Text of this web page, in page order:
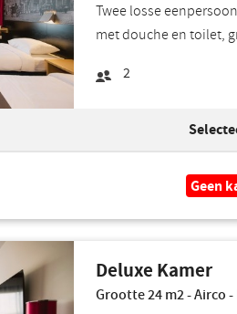
Twee losse
met douche en toilet,
2
Geen
Deluxe Kamer
Grootte 24 m2 - Airco